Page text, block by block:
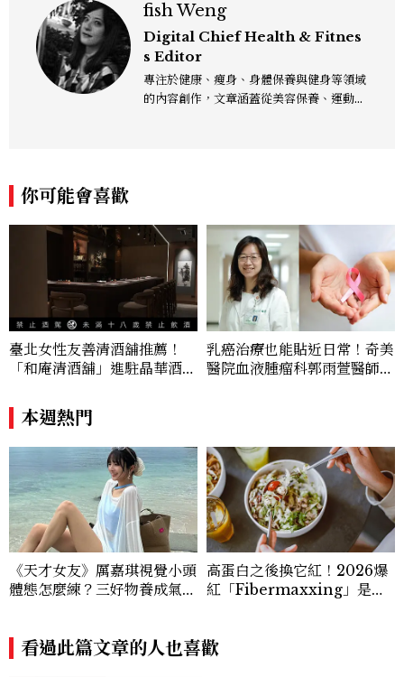
fish Weng
Digital Chief Health & Fitnes
s Editor
專注於健康、瘦身、身體保養與健身等領域
的內容創作，文章涵蓋從美容保養、運動健
你可能會喜歡
臺北女性友善清酒舖推薦！
「和庵清酒舖」進駐晶華酒
180元起輕鬆微醺
乳癌治療也能貼近日常！奇美
醫院血液腫瘤科郭雨萱醫師分
本週熱門
《天才女友》厲嘉琪視覺小頭
體態怎麼練？三好物養成氣血
高蛋白之後換它紅！2026爆
紅「Fibermaxxing」是什
看過此篇文章的人也喜歡